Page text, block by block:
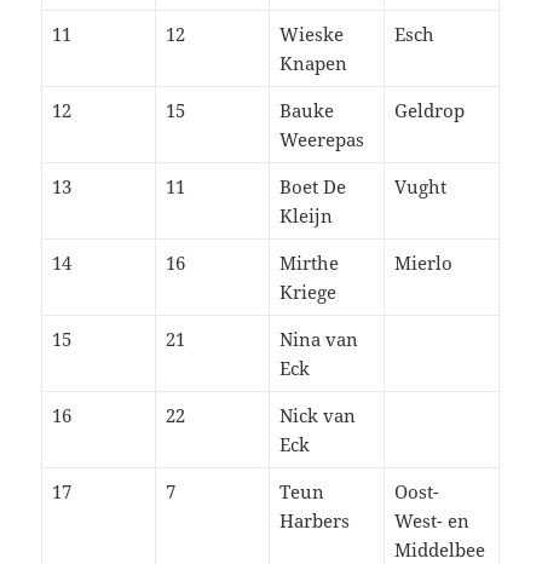
11
12
Wieske
Knapen
Esch
12 15
Bauke
Weerepas
Geldrop
13 11
Boet De
Kleijn
Vught
14 16
Mirthe
Kriege
Mierlo
15 21
Nina van
Eck
16
22
Nick van
Eck
17
7
Teun
Harbers
Oost-
West- en
Middelbee